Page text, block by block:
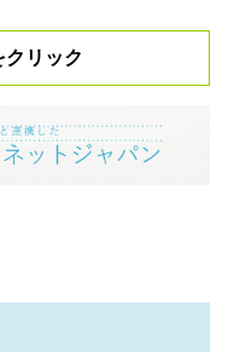
リック